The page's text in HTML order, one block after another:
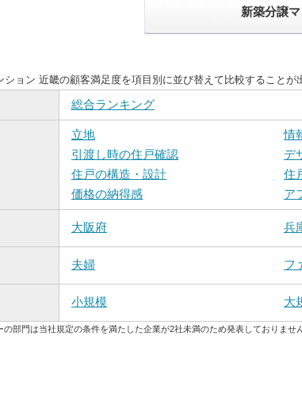
新築分譲
ション 近畿の顧客満足度を項目別に並び替えて比較することが
総合ランキング
立地 情
引渡し時の住戸確認
デ
住戸の構造・設計
住
価格の納得感
ア
大阪府 兵
夫婦 フ
小規模 大
部門は当社規定の条件を満たした企業が2社未満のため発表しておりません